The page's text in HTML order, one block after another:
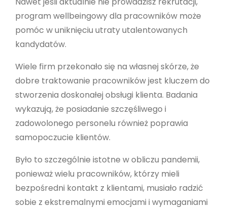
program wellbeingowy dla pracowników może
pomóc w uniknięciu utraty utalentowanych
kandydatów.
Wiele firm przekonało się na własnej skórze, że
dobre traktowanie pracowników jest kluczem do
stworzenia doskonałej obsługi klienta. Badania
wykazują, że posiadanie szczęśliwego i
zadowolonego personelu również poprawia
samopoczucie klientów.
Było to szczególnie istotne w obliczu pandemii,
ponieważ wielu pracowników, którzy mieli
bezpośredni kontakt z klientami, musiało radzić
sobie z ekstremalnymi emocjami i wymaganiami